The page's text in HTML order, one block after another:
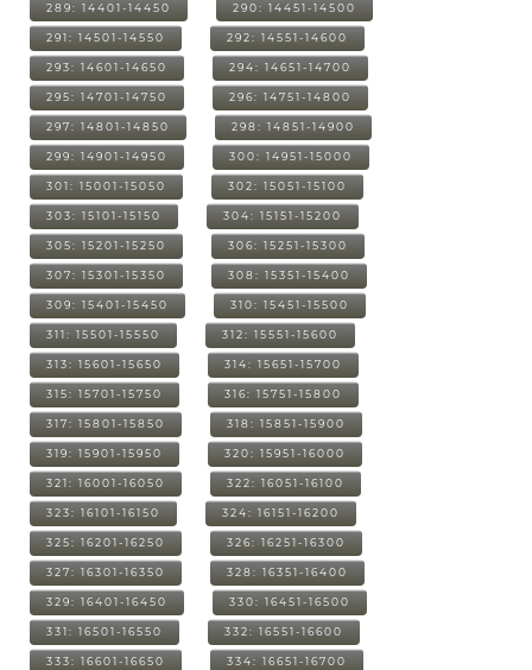
289: 14401-14450 290: 14451-14500
291: 14501-14550 292: 14551-14600
293: 14601-14650 294: 14651-14700
295: 14701-14750 296: 14751-14800
297: 14801-14850 298: 14851-14900
299: 14901-14950 300: 14951-15000
301: 15001-15050 302: 15051-15100
303: 15101-15150 304: 15151-15200
305: 15201-15250 306: 15251-15300
307: 15301-15350 308: 15351-15400
309: 15401-15450 310: 15451-15500
311: 15501-15550 312: 15551-15600
313: 15601-15650 314: 15651-15700
315: 15701-15750 316: 15751-15800
317: 15801-15850 318: 15851-15900
319: 15901-15950 320: 15951-16000
321: 16001-16050 322: 16051-16100
323: 16101-16150 324: 16151-16200
325: 16201-16250 326: 16251-16300
327: 16301-16350 328: 16351-16400
329: 16401-16450 330: 16451-16500
331: 16501-16550 332: 16551-16600
333: 16601-16650 334: 16651-16700